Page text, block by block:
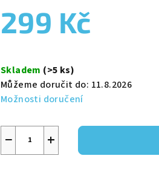
je
0,0
hvězdiček.
299 Kč
cena:
Skladem (>5 ks)
Můžeme doručit do: 11.8.2026
Možnosti doručení
+
−